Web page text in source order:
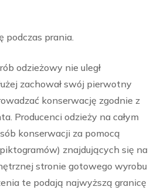
podczas prania.
odzieżowy nie uległ
zachował swój pierwotny
konserwację zgodnie z
Producenci odzieży na całym
konserwacji za pomocą
znajdujących się na
stronie gotowego wyrobu
te podają najwyższą granicę